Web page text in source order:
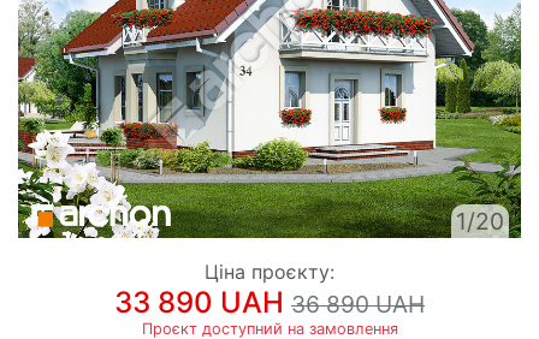
1/20
Ціна проєкту:
33 890 UAH 36 890 UAH
Проєкт доступний на замовлення